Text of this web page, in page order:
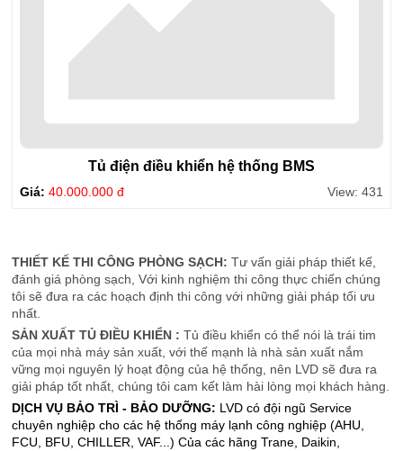
Tủ điện điều khiển hệ thống BMS
Giá: 40.000.000 đ View: 431
THIẾT KẾ THI CÔNG PHÒNG SẠCH:Tư vấn giải pháp thiết kế,
đánh giá phòng sạch, Với kinh nghiệm thi công thực chiến chúng
tôi sẽ đưa ra các hoạch định thi công với những giải pháp tối ưu
nhất.
SẢN XUẤT TỦ ĐIỀU KHIỂN :Tủ điều khiển có thể nói là trái tim
của mọi nhà máy sản xuất, với thế mạnh là nhà sản xuất nắm
vững mọi nguyên lý hoạt động của hệ thống, nên LVD sẽ đưa ra
giải pháp tốt nhất, chúng tôi cam kết làm hài lòng mọi khách hàng.
DỊCH VỤ BẢO TRÌ - BẢO DƯỠNG: LVD có đội ngũ Service
chuyên nghiệp cho các hệ thống máy lạnh công nghiệp (AHU,
FCU, BFU, CHILLER, VAF...) Của các hãng Trane, Daikin,